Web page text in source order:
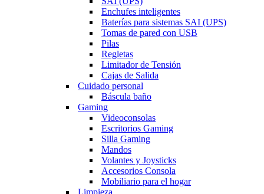
Enchufes inteligentes
Baterías para sistemas SAI (UPS)
Tomas de pared con USB
Pilas
Regletas
Limitador de Tensión
Cajas de Salida
Cuidado personal
Báscula baño
Gaming
Videoconsolas
Escritorios Gaming
Silla Gaming
Mandos
Volantes y Joysticks
Accesorios Consola
Mobiliario para el hogar
Limpieza